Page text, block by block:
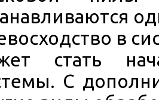
в
стать
С